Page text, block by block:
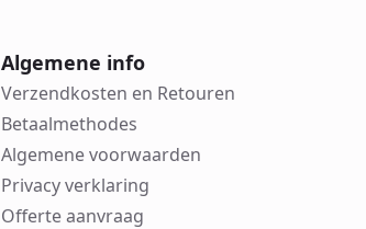
Algemene info
Verzendkosten en Retouren
Betaalmethodes
Algemene voorwaarden
Privacy verklaring
Offerte aanvraag